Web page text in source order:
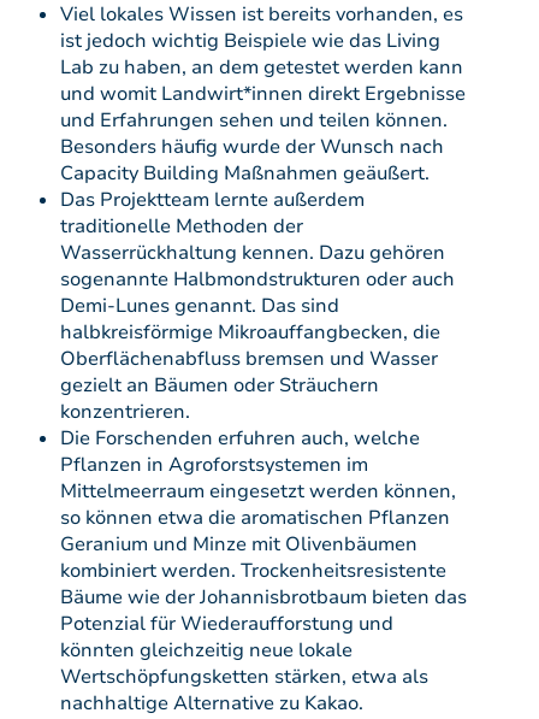
Viel lokales Wissen ist bereits vorhanden, es
ist jedoch wichtig Beispiele wie das Living
Lab zu haben, an dem getestet werden kann
und womit Landwirt*innen direkt Ergebnisse
und Erfahrungen sehen und teilen können.
Besonders häufig wurde der Wunsch nach
Capacity Building Maßnahmen geäußert.
Das Projektteam lernte außerdem
traditionelle Methoden der
Wasserrückhaltung kennen. Dazu gehören
sogenannte Halbmondstrukturen oder auch
Demi-Lunes genannt. Das sind
halbkreisförmige Mikroauffangbecken, die
Oberflächenabfluss bremsen und Wasser
gezielt an Bäumen oder Sträuchern
konzentrieren.
Die Forschenden erfuhren auch, welche
Pflanzen in Agroforstsystemen im
Mittelmeerraum eingesetzt werden können,
so können etwa die aromatischen Pflanzen
Geranium und Minze mit Olivenbäumen
kombiniert werden. Trockenheitsresistente
Bäume wie der Johannisbrotbaum bieten das
Potenzial für Wiederaufforstung und
könnten gleichzeitig neue lokale
Wertschöpfungsketten stärken, etwa als
nachhaltige Alternative zu Kakao.